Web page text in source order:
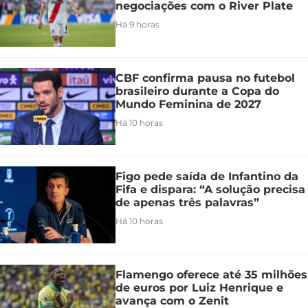
negociações com o River Plate
Há 9 horas
CBF confirma pausa no futebol
brasileiro durante a Copa do
Mundo Feminina de 2027
Há 10 horas
Figo pede saída de Infantino da
Fifa e dispara: “A solução precisa
de apenas três palavras”
Há 10 horas
Flamengo oferece até 35 milhões
de euros por Luiz Henrique e
avança com o Zenit